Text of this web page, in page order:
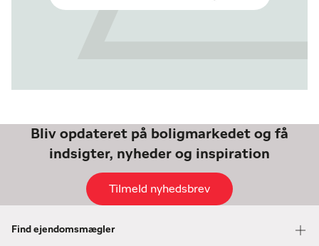
Bliv opdateret på boligmarkedet og få
indsigter, nyheder og inspiration
Tilmeld nyhedsbrev
Find ejendomsmægler